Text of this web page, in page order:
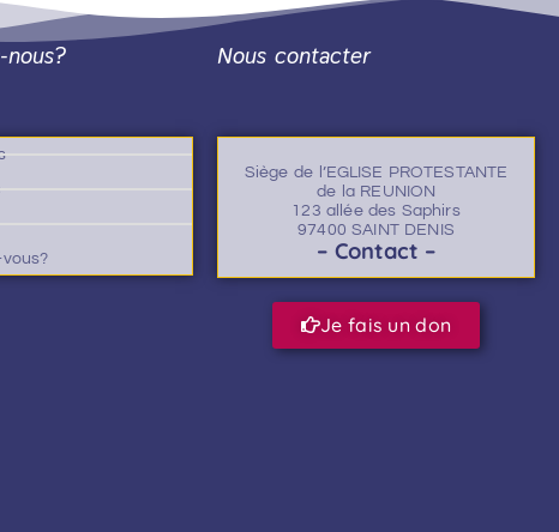
nous?
vous?
Nous contacter
Siège de l’EGLISE PROTESTANTE
de la REUNION
123 allée des Saphirs
97400 SAINT DENIS
– Contact –
Je fais un don